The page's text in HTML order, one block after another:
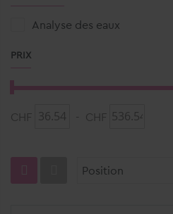
Analyse des eaux
PRIX
CHF - CHF